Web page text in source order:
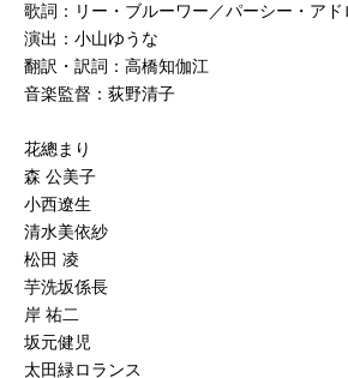
歌詞：リー・ブルーワー／パーシー・ア
演出：小山ゆうな
翻訳・訳詞：高橋知伽江
音楽監督：荻野清子
花總まり
森 公美子
小西遼生
清水美依紗
松田 凌
芋洗坂係長
岸 祐二
坂元健児
太田緑ロランス